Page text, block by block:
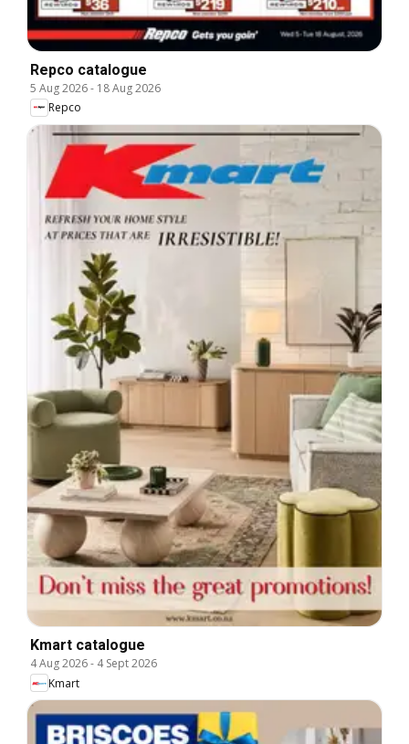
Repco catalogue
5 Aug 2026- 18 Aug 2026
Repco
Kmart catalogue
4 Aug 2026- 4 Sept 2026
Kmart